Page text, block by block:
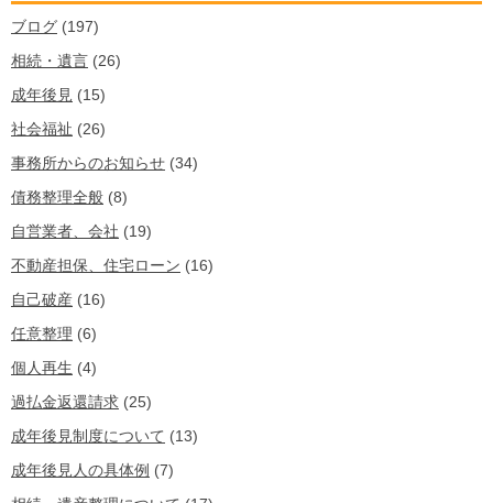
ブログ (197)
相続・遺言 (26)
成年後見 (15)
社会福祉 (26)
事務所からのお知らせ (34)
債務整理全般 (8)
自営業者、会社 (19)
不動産担保、住宅ローン (16)
自己破産 (16)
任意整理 (6)
個人再生 (4)
過払金返還請求 (25)
成年後見制度について (13)
成年後見人の具体例 (7)